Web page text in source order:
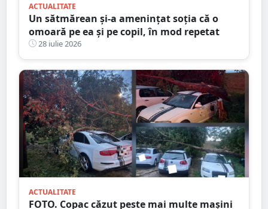
ACTUALITATE
Un sătmărean și-a amenințat soția că o
omoară pe ea și pe copil, în mod repetat
28 iulie 2026
ACTUALITATE
FOTO. Copac căzut peste mai multe mașini